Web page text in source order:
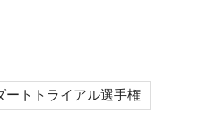
ートトライアル選手権